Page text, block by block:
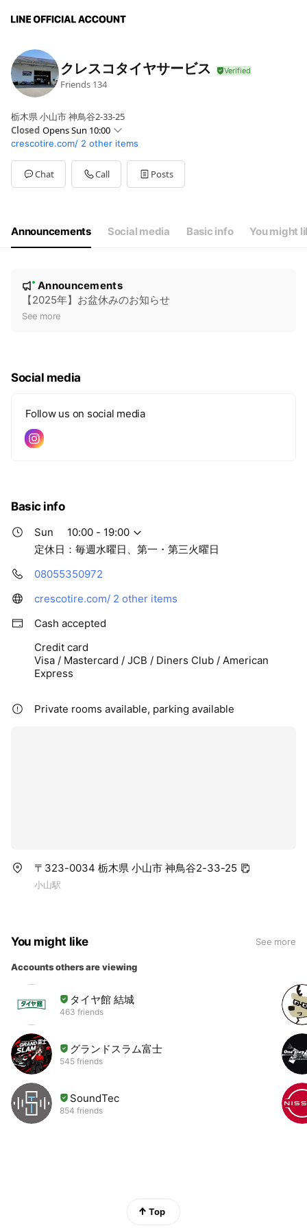
クレスコタイヤサービス
Friends 134
栃木県 小山市 神鳥谷2-33-25
Closed Opens Sun 10:00
Sun10:00 - 19:00
Mon10:00 - 19:00
Tue10:00 - 19:00
WedClosed
定休日：毎週水曜日、第一・第三火曜日
crescotire.com/ 2 other items
Chat Call Posts
Announcements Social media Basic info You might
e
New
Announcements
【2025年】お盆休みのお知らせ
See more
Social media
Follow us on social media
Basic info
Sun
10:00 - 19:00
定休日：毎週水曜日、第一・第三火曜日
08055350972
crescotire.com/ 2 other items
Cash accepted
Credit card
Visa / Mastercard / JCB / Diners Club / American
Express
Private rooms available, parking available
〒323-0034 栃木県 小山市 神鳥谷2-33-25
小山駅
You might like See more
Accounts others are viewing
タイヤ館 結城
463 friends
グランドスラム富士
545 friends
SoundTec
854 friends
Top